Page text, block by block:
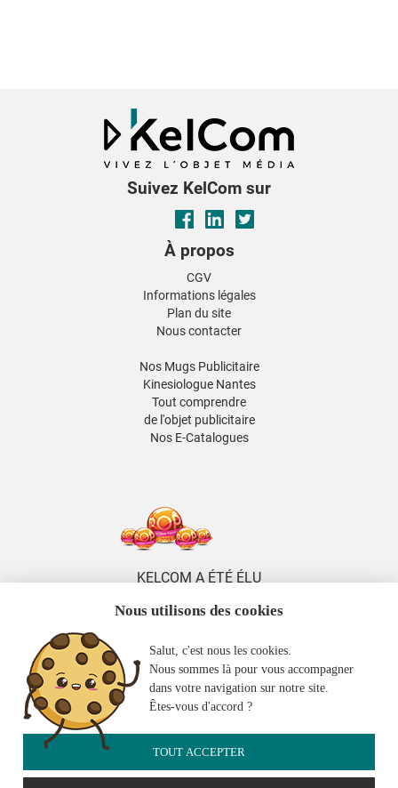
Suivez KelCom sur
À propos
CGV
Informations légales
Plan du site
Nous contacter
Nos Mugs Publicitaire
Kinesiologue Nantes
Tout comprendre
de l'objet publicitaire
Nos E-Catalogues
KELCOM A ÉTÉ ÉLU
DE L'ANNÉE
KELCOM
EST MEMBRE
DE LA 2FPCO
Nous utilisons des cookies
Salut, c'est nous les cookies.
Nous sommes là pour vous accompagner
dans votre navigation sur notre site.
Êtes-vous d'accord ?
TOUT ACCEPTER